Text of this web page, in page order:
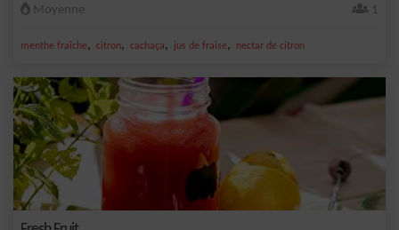
Moyenne 1
menthe fraîche, citron, cachaça, jus de fraise, nectar de citron